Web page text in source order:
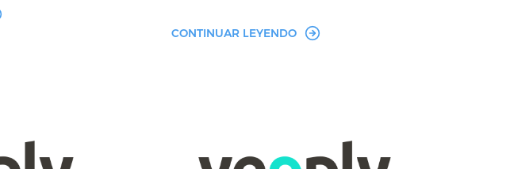
CONTINUAR LEYENDO